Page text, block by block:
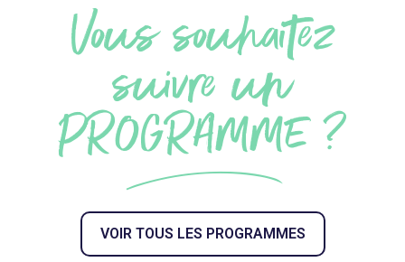
Vous souhaitez
suivre un
PROGRAMME ?
VOIR TOUS LES PROGRAMMES